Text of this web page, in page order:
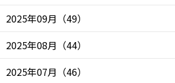
2025年09月 （49）
2025年08月 （44）
2025年07月 （46）